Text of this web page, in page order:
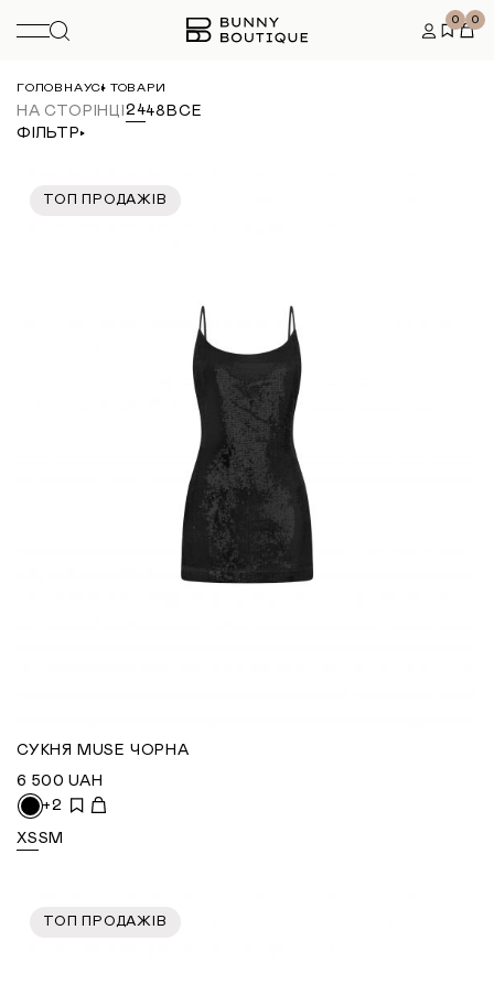
0 0
ГОЛОВНАУСІ ТОВАРИ
НА СТОРІНЦІ 2448 ВСЕ
ФІЛЬТР
ТОП ПРОДАЖІВ
СУКНЯ MUSE ЧОРНА
6 500 UAH
+2
XSS M
ТОП ПРОДАЖІВ